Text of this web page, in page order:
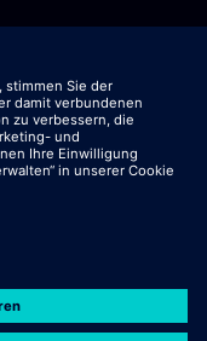
Bitte beachte,
vor noch
– Gebühren
persönlichen
für eine Einstellung
stammen, es sei